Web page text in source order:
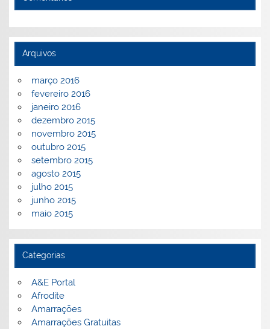
Arquivos
março 2016
fevereiro 2016
janeiro 2016
dezembro 2015
novembro 2015
outubro 2015
setembro 2015
agosto 2015
julho 2015
junho 2015
maio 2015
Categorias
A&E Portal
Afrodite
Amarrações
Amarrações Gratuitas